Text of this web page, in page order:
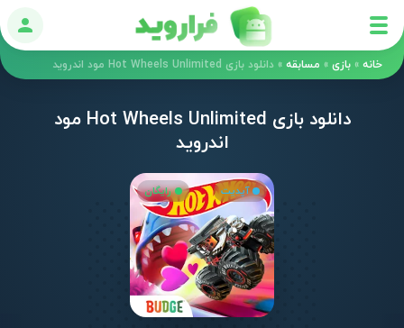
ورود
خانه » بازی » مسابقه » دانلود بازی Hot Wheels Unlimited مود اندروید
دانلود بازی Hot Wheels Unlimited مود
اندروید
آپدیت رایگان